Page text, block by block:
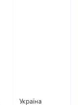
Україна